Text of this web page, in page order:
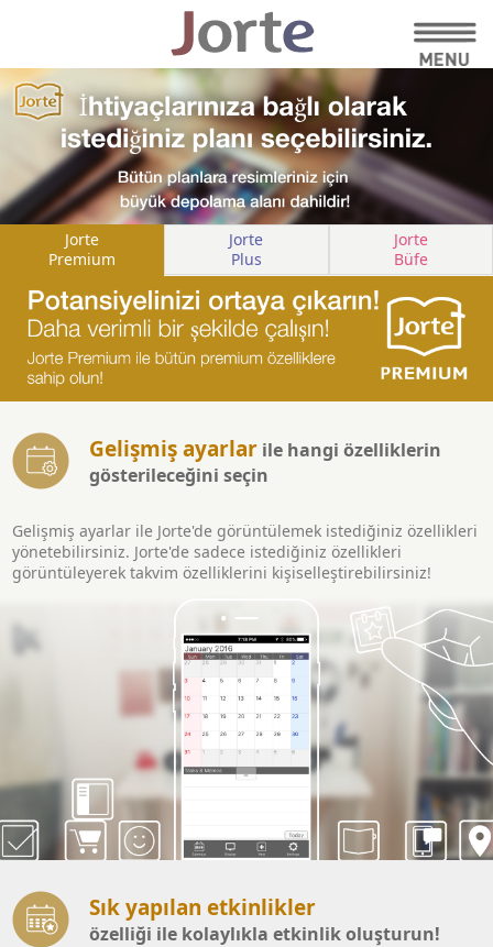
Jorte
Premium
Jorte
Plus
Jorte
Büfe
Gelişmiş ayarlar ile hangi özelliklerin
gösterileceğini seçin
Gelişmiş ayarlar ile Jorte'de görüntülemek istediğiniz özellikleri
yönetebilirsiniz. Jorte'de sadece istediğiniz özellikleri
görüntüleyerek takvim özelliklerini kişiselleştirebilirsiniz!
Sık yapılan etkinlikler
özelliği ile kolaylıkla etkinlik oluşturun!